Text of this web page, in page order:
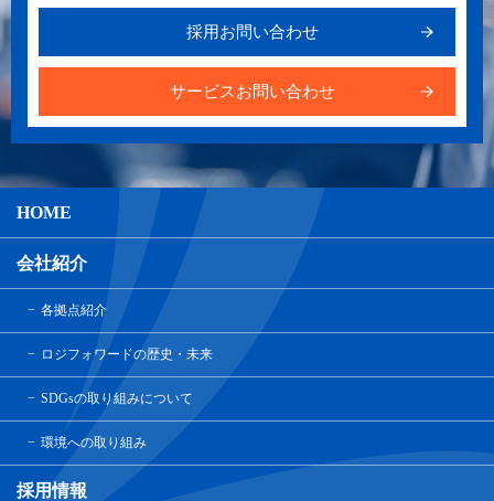
採用お問い合わせ
サービスお問い合わせ
HOME
会社紹介
各拠点紹介
ロジフォワードの歴史・未来
SDGsの取り組みについて
環境への取り組み
採用情報